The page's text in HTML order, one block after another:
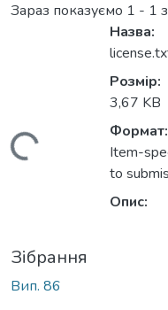
Зараз показуємо 1 - 1
Назва:
Розмір:
3,67 KB
Формат:
Item-
to
Опис:
Зібрання
Вип. 86